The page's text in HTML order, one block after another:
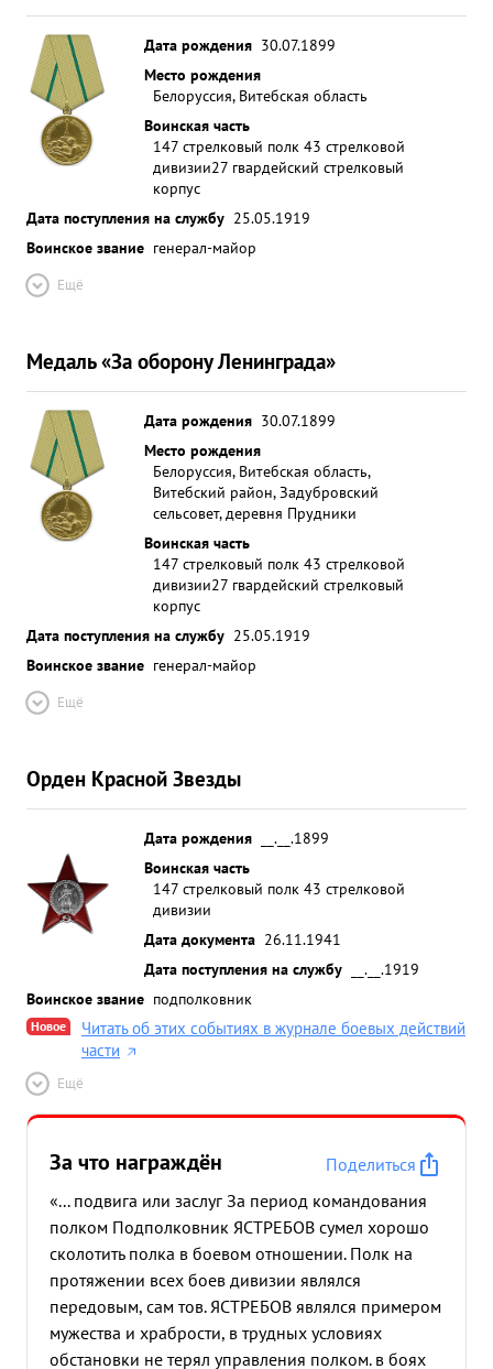
Дата рождения 30.07.1899
Место рождения
Белоруссия, Витебская область
Воинская часть
147 стрелковый полк 43 стрелковой
дивизии27 гвардейский стрелковый
корпус
Дата поступления на службу 25.05.1919
Воинское звание генерал-майор
Ещё
Медаль «За оборону Ленинграда»
Дата рождения 30.07.1899
Место рождения
Белоруссия, Витебская область,
Витебский район, Задубровский
сельсовет, деревня Прудники
Воинская часть
147 стрелковый полк 43 стрелковой
дивизии27 гвардейский стрелковый
корпус
Дата поступления на службу 25.05.1919
Воинское звание генерал-майор
Ещё
Орден Красной Звезды
Дата рождения
__.__.1899
Воинская часть
147 стрелковый полк 43 стрелковой
дивизии
Дата документа 26.11.1941
Дата поступления на службу
__.__.1919
Воинское звание подполковник
Новое
Читать об этих событиях в журнале боевых действий
части
Ещё
За что награждён
Поделиться
«... подвига или заслуг За период командования
полком Подполковник ЯСТРЕБОВ сумел хорошо
сколотить полка в боевом отношении. Полк на
протяжении всех боев дивизии являлся
передовым, сам тов. ЯСТРЕБОВ являлся примером
мужества и храбрости, в трудных условиях
обстановки не терял управления полком. в боях